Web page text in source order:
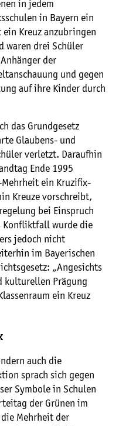
in jedem
in Bayern ein
Kreuz anzubringen
waren drei Schüler
der
und gegen
auf ihre Kinder durch
das Grundgesetz
Glaubens- und
verletzt. Daraufhin
Ende 1995
Mehrheit ein Kruzifix-
Kreuze vorschreibt,
bei Einspruch
Konfliktfall wurde die
jedoch nicht
im Bayerischen
„Angesichts
kulturellen Prägung
ein Kreuz
auch die
sprach sich gegen
Symbole in Schulen
der Grünen im
Mehrheit der